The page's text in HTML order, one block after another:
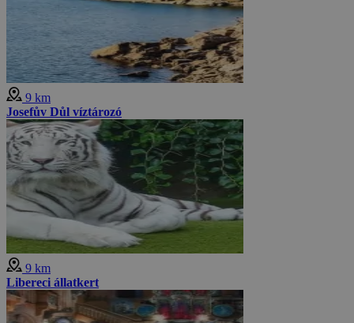
9 km
Josefův Důl víztározó
9 km
Libereci állatkert